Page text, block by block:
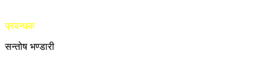
प्रबन्धक
सन्तोष भण्डारी